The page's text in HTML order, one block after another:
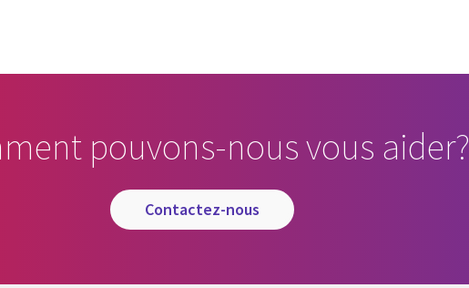
pouvons-nous vous aider?
contactez-nous